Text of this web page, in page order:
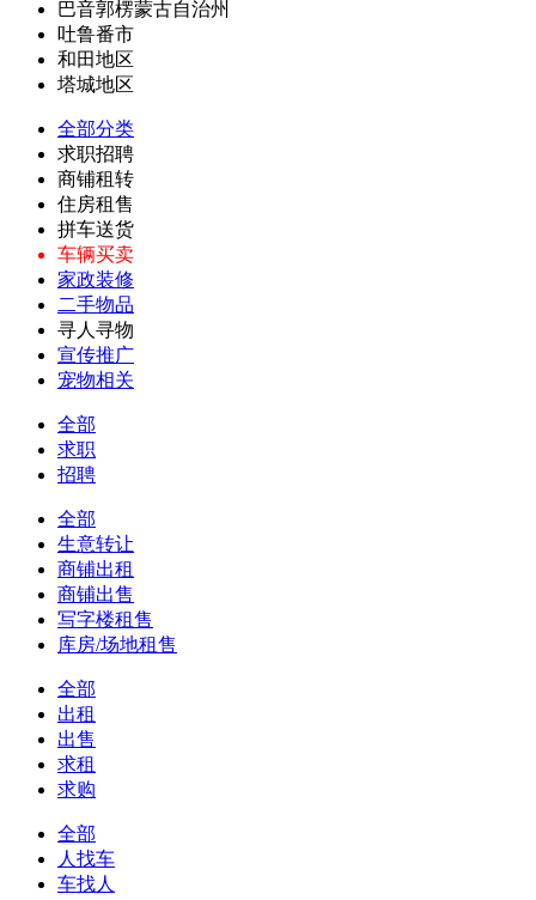
巴音郭楞蒙古自治州
吐鲁番市
和田地区
塔城地区
全部分类
求职招聘
商铺租转
住房租售
拼车送货
车辆买卖
家政装修
二手物品
寻人寻物
宣传推广
宠物相关
全部
求职
招聘
全部
生意转让
商铺出租
商铺出售
写字楼租售
库房/场地租售
全部
出租
出售
求租
求购
全部
人找车
车找人